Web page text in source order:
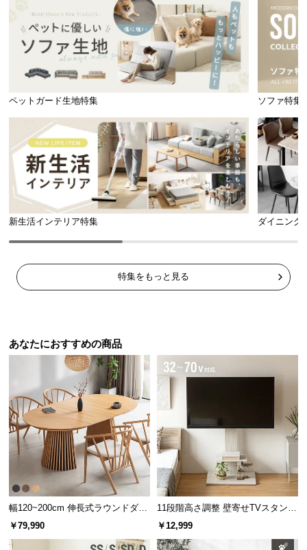
ペットガード生地特集 ソファ特集
新生活インテリア特集 ダイニング
特集をもっと見る
あなたにおすすめの商品
幅120~200cm 伸長式ラウンドダイ
ニングテーブル 6人掛け 天然木突
板 美しい格子デザイン
￥79,990
11段階高さ調整 壁寄せTVスタンド
キャスター付き 上下左右角度調節
￥12,999